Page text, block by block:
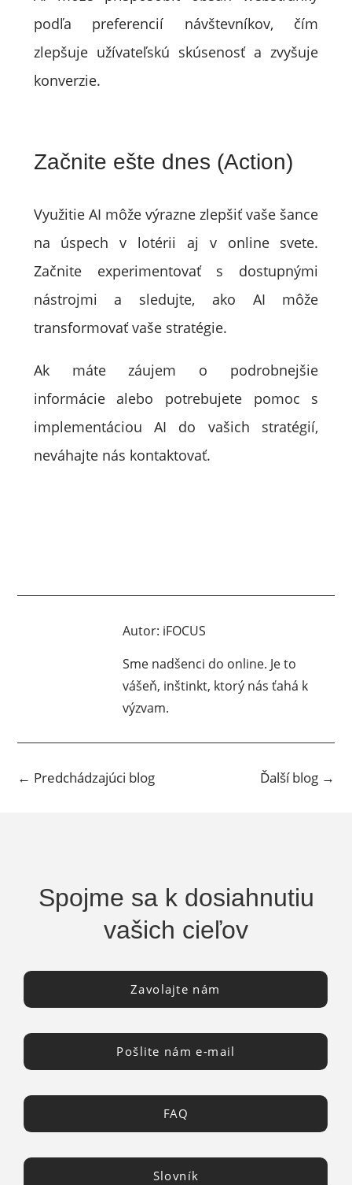
podľa preferencií návštevníkov, čím
zlepšuje užívateľskú skúsenosť a zvyšuje
konverzie.
Začnite ešte dnes (Action)
Využitie AI môže výrazne zlepšiť vaše šance
na úspech v lotérii aj v online svete.
Začnite experimentovať s dostupnými
nástrojmi a sledujte, ako AI môže
transformovať vaše stratégie.
Ak máte záujem o podrobnejšie
informácie alebo potrebujete pomoc s
implementáciou AI do vašich stratégií,
neváhajte nás kontaktovať.
Autor: iFOCUS
Sme nadšenci do online. Je to
vášeň, inštinkt, ktorý nás ťahá k
výzvam.
← Predchádzajúci blog Ďalší blog→
Spojme sa k dosiahnutiu
vašich cieľov
Zavolajte nám
Pošlite nám e-mail
FAQ
Slovník